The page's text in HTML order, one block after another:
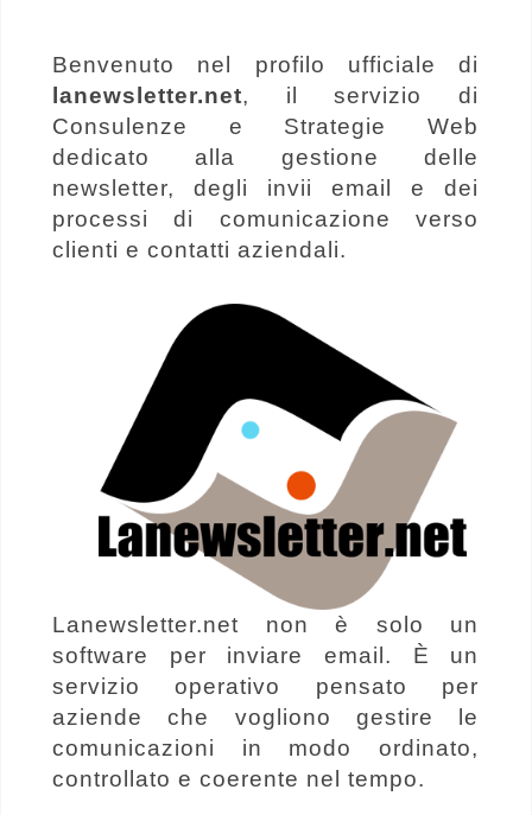
Benvenuto nel profilo ufficiale di
lanewsletter.net, il servizio di
Consulenze e Strategie Web
dedicato alla gestione delle
newsletter, degli invii email e dei
processi di comunicazione verso
clienti e contatti aziendali.
Lanewsletter.net non è solo un
software per inviare email. È un
servizio operativo pensato per
aziende che vogliono gestire le
comunicazioni in modo ordinato,
controllato e coerente nel tempo.